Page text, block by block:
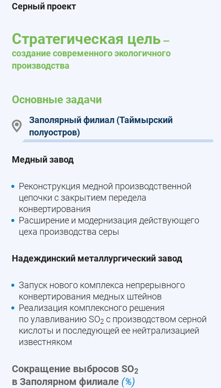
Серный проект
Cтратегическая цель —
создание современного экологичного
производства
Основные задачи
Заполярный филиал (Таймырский
полуостров)
Медный завод
Реконструкция медной производственной
цепочки с закрытием передела
конвертирования
Расширение и модернизация действующего
цеха производства серы
Надеждинский металлургический завод
Запуск нового комплекса непрерывного
конвертирования медных штейнов
Реализация комплексного решения
по улавливанию SO2 с производством серной
кислоты и последующей ее нейтрализацией
известняком
Сокращение выбросов SO2
в Заполярном филиале (%)